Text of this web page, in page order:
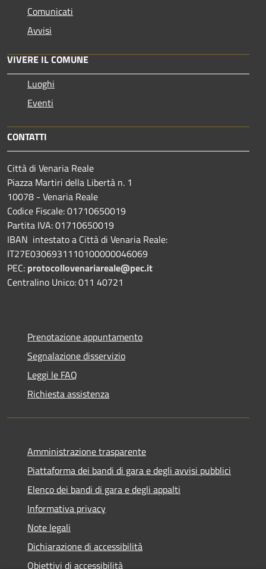
Comunicati
Avvisi
VIVERE IL COMUNE
Luoghi
Eventi
CONTATTI
Città di Venaria Reale
Piazza Martiri della Libertà n. 1
10078 - Venaria Reale
Codice Fiscale: 01710650019
Partita IVA: 01710650019
IBAN intestato a Città di Venaria Reale:
IT27E0306931110100000046069
PEC: protocollovenariareale@pec.it
Centralino Unico: 011 40721
Prenotazione appuntamento
Segnalazione disservizio
Leggi le FAQ
Richiesta assistenza
Amministrazione trasparente
Piattaforma dei bandi di gara e degli avvisi pubblici
Elenco dei bandi di gara e degli appalti
Informativa privacy
Note legali
Dichiarazione di accessibilità
Obiettivi di accessibilità